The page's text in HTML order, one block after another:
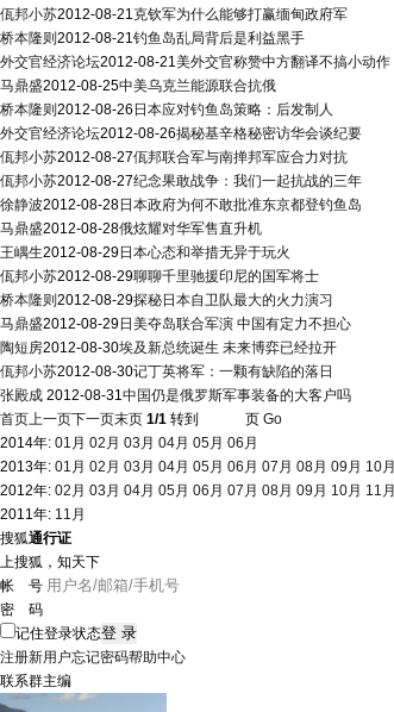
佤邦小苏2012-08-21克钦军为什么能够打赢缅甸政府军
桥本隆则 2012-08-21钓鱼岛乱局背后是利益黑手
外交官经济论坛2012-08-21美外交官称赞中方翻译不搞小动作
马鼎盛2012-08-25中美乌克兰能源联合抗俄
桥本隆则 2012-08-26 日本应对钓鱼岛策略：后发制人
外交官经济论坛2012-08-26揭秘基辛格秘密访华会谈纪要
佤邦小苏2012-08-27佤邦联合军与南掸邦军应合力对抗
佤邦小苏2012-08-27纪念果敢战争：我们一起抗战的三年
徐静波2012-08-28日本政府为何不敢批准东京都登钓鱼岛
马鼎盛2012-08-28俄炫耀对华军售直升机
王嵎生2012-08-29日本心态和举措无异于玩火
佤邦小苏2012-08-29聊聊千里驰援印尼的国军将士
桥本隆则 2012-08-29探秘日本自卫队最大的火力演习
马鼎盛2012-08-29日美夺岛联合军演 中国有定力不担心
陶短房2012-08-30埃及新总统诞生 未来博弈已经拉开
佤邦小苏2012-08-30记丁英将军：一颗有缺陷的落日
张殿成 2012-08-31中国仍是俄罗斯军事装备的大客户吗
首页上一页下一页末页 1/1 转到 页 Go
2014年: 01月 02月 03月 04月 05月 06月
2013年: 01月 02月 03月 04月 05月 06月 07月 08月 09月 10月
2012年: 02月 03月 04月 05月 06月 07月 08月 09月 10月 11月
2011年: 11月
搜狐通行证
上搜狐，知天下
帐 号
密 码
记住登录状态
注册新用户忘记密码帮助中心
联系群主编